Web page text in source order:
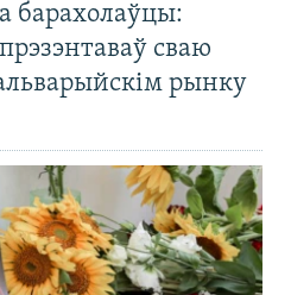
барахолаўцы:
сваю
рынку